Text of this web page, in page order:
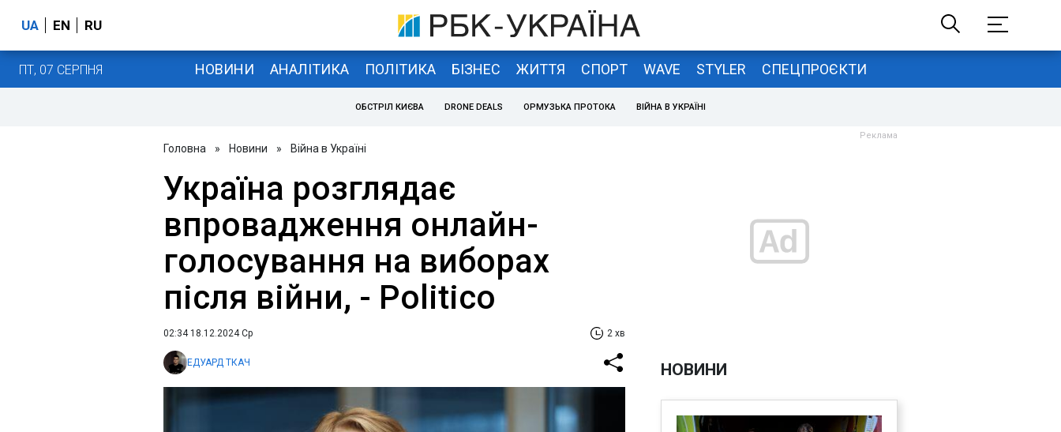
UA EN RU
ПТ, 07 СЕРПНЯ НОВИНИ АНАЛІТИКА ПОЛІТИКА БІЗНЕС ЖИТТЯ СПОРТ WAVE STYLER СПЕЦПРОЄКТИ
ОБСТРІЛ КИЄВА DRONE DEALS ОРМУЗЬКА ПРОТОКА ВІЙНА В УКРАЇНІ
Головна » Новини » Війна в Україні
Україна розглядає
впровадження онлайн-
голосування на виборах
після війни, - Politico
02:34 18.12.2024 Ср 2 хв
ЕДУАРД ТКАЧ НОВИНИ